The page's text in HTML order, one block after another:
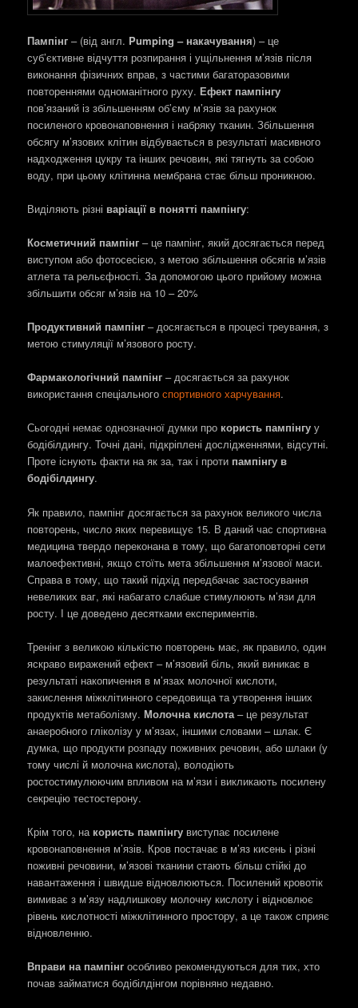
Пампінг – (від англ. Pumping – накачування) – це
суб’єктивне відчуття розпирання і ущільнення м’язів після
виконання фізичних вправ, з частими багаторазовими
повтореннями одноманітного руху.Ефект пампінгу
пов’язаний із збільшенням об’єму м’язів за рахунок
посиленого кровонаповнення і набряку тканин. Збільшення
обсягу м’язових клітин відбувається в результаті масивного
надходження цукру та інших речовин, які тягнуть за собою
воду, при цьому клітинна мембрана стає більш проникною.
Виділяють різні варіації в понятті пампінгу:
Косметичний пампінг – це пампінг, який досягається перед
виступом або фотосесією, з метою збільшення обсягів м’язів
атлета та рельєфності. За допомогою цього прийому можна
збільшити обсяг м’язів на 10 – 20%
Продуктивний пампінг – досягається в процесі треування, з
метою стимуляції м’язового росту.
Фармакологічний пампінг – досягається за рахунок
використання спеціальногоспортивного харчування.
Сьогодні немає однозначної думки про користь пампінгу у
бодібілдингу. Точні дані, підкріплені дослідженнями, відсутні.
Проте існують факти на як за, так і проти пампінгу в
бодібілдингу.
Як правило, пампінг досягається за рахунок великого числа
повторень, число яких перевищує 15. В даний час спортивна
медицина твердо переконана в тому, що багатоповторні сети
малоефективні, якщо стоїть мета збільшення м’язової маси.
Справа в тому, що такий підхід передбачає застосування
невеликих ваг, які набагато слабше стимулюють м’язи для
росту. І це доведено десятками експериментів.
Тренінг з великою кількістю повторень має, як правило, один
яскраво виражений ефект – м’язовий біль, який виникає в
результаті накопичення в м’язах молочної кислоти,
закислення міжклітинного середовища та утворення інших
продуктів метаболізму.Молочна кислота – це результат
анаеробного гліколізу у м’язах, іншими словами – шлак. Є
думка, що продукти розпаду поживних речовин, або шлаки (у
тому числі й молочна кислота), володіють
ростостимулюючим впливом на м’язи і викликають посилену
секрецію тестостерону.
Крім того, на користь пампінгу виступає посилене
кровонаповнення м’язів. Кров постачає в м’яз кисень і різні
поживні речовини, м’язові тканини стають більш стійкі до
навантаження і швидше відновлюються. Посилений кровотік
вимиває з м’язу надлишкову молочну кислоту і відновлює
рівень кислотності міжклітинного простору, а це також сприяє
відновленню.
Вправи на пампінг особливо рекомендуються для тих, хто
почав займатися бодібілдінгом порівняно недавно.